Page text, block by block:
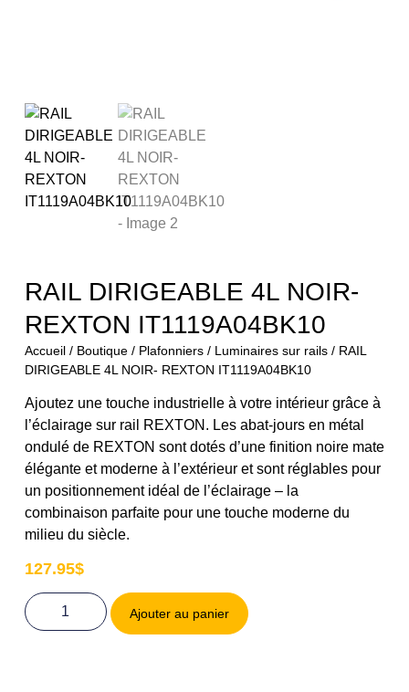
RAIL DIRIGEABLE 4L NOIR-
REXTON IT1119A04BK10
Accueil/ Boutique/ Plafonniers/ Luminaires sur rails/ RAIL
DIRIGEABLE 4L NOIR- REXTON IT1119A04BK10
Ajoutez une touche industrielle à votre intérieur grâce à
l’éclairage sur rail REXTON. Les abat-jours en métal
ondulé de REXTON sont dotés d’une finition noire mate
élégante et moderne à l’extérieur et sont réglables pour
un positionnement idéal de l’éclairage – la
combinaison parfaite pour une touche moderne du
milieu du siècle.
127.95$
Ajouter au panier